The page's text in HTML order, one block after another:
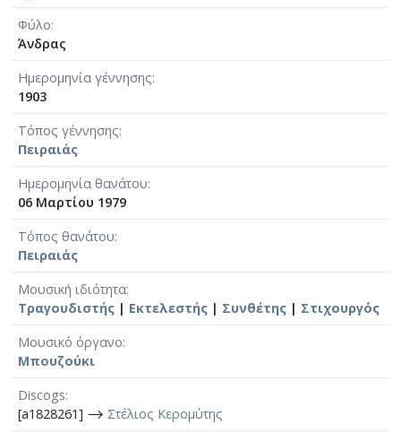
Φύλο
Άνδρας
Ημερομηνία γέννησης
1903
Τόπος γέννησης
Πειραιάς
Ημερομηνία θανάτου
06 Μαρτίου 1979
Τόπος θανάτου
Πειραιάς
Μουσική ιδιότητα
Τραγουδιστής | Εκτελεστής | Συνθέτης | Στιχουργός
Μουσικό όργανο
Μπουζούκι
Discogs
[a1828261] ⟶ Στέλιος Κερομύτης